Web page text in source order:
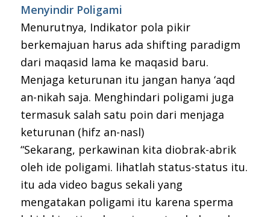
Menyindir Poligami
Menurutnya, Indikator pola pikir
berkemajuan harus ada shifting paradigm
dari maqasid lama ke maqasid baru.
Menjaga keturunan itu jangan hanya ‘aqd
an-nikah saja. Menghindari poligami juga
termasuk salah satu poin dari menjaga
keturunan (hifz an-nasl)
“Sekarang, perkawinan kita diobrak-abrik
oleh ide poligami. lihatlah status-status itu.
itu ada video bagus sekali yang
mengatakan poligami itu karena sperma